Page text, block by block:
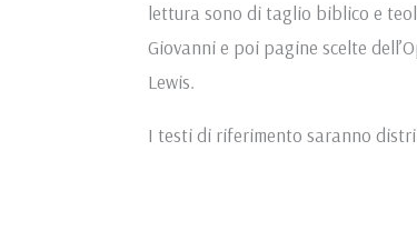
lettura sono di taglio biblico e
Giovanni e poi pagine scelte
Lewis.
I testi di riferimento saranno